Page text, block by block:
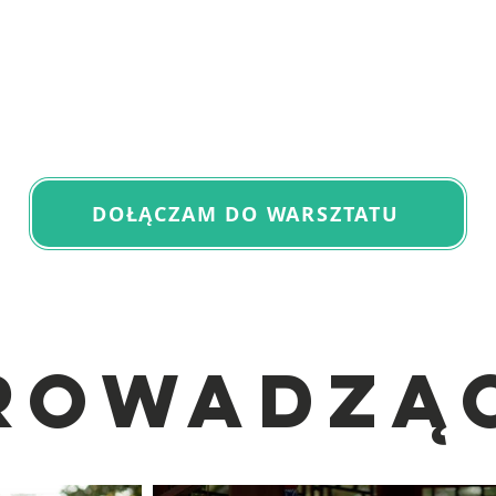
DOŁĄCZAM DO WARSZTATU